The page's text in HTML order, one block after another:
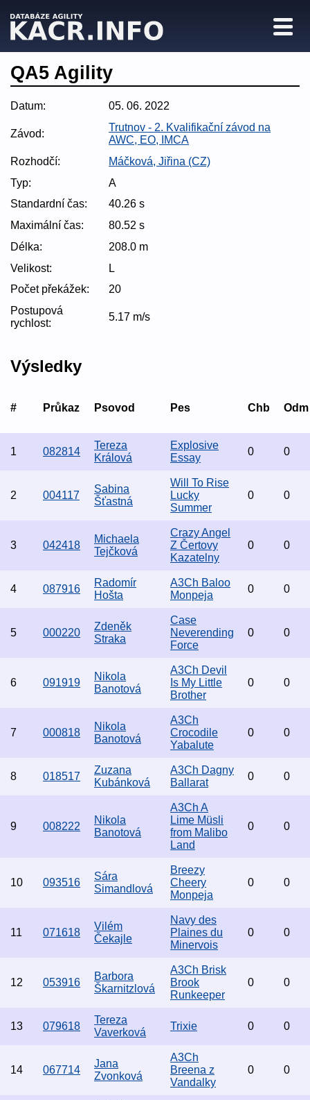
QA5 Agility
Datum: 05. 06. 2022
Závod:
Trutnov - 2. Kvalifikační závod na
AWC, EO, IMCA
Rozhodčí:
Máčková, Jiřina (CZ)
Typ:
A
Standardní čas:
40.26 s
Maximální čas:
80.52 s
Délka:
208.0 m
Velikost:
L
Počet překážek:
20
Postupová
rychlost:
5.17 m/s
Výsledky
# Průkaz Psovod Pes Chb Odm
1 082814
Tereza
Králová
Explosive
Essay
0 0
2 004117
Sabina
Šťastná
Will To Rise
Lucky
Summer
0 0
3 042418
Michaela
Tejčková
Crazy Angel
Z Čertovy
Kazatelny
0 0
4 087916
Radomír
Hošta
A3Ch Baloo
Monpeja
0 0
5 000220
Zdeněk
Straka
Case
Neverending
Force
0 0
6 091919
Nikola
Banotová
A3Ch Devil
Is My Little
Brother
0 0
7 000818
Nikola
Banotová
A3Ch
Crocodile
Yabalute
0 0
8 018517
Zuzana
Kubánková
A3Ch Dagny
Ballarat
0 0
9 008222
Nikola
Banotová
A3Ch A
Lime Müsli
from Malibo
Land
0 0
10 093516
Sára
Simandlová
Breezy
Cheery
Monpeja
0 0
11 071618
Vilém
Čekajle
Navy des
Plaines du
Minervois
0 0
12 053916
Barbora
Škarnitzlová
A3Ch Brisk
Brook
Runkeeper
0 0
13 079618
Tereza
Vaverková
Trixie 0 0
14 067714
Jana
Zvonková
A3Ch
Breena z
Vandalky
0 0